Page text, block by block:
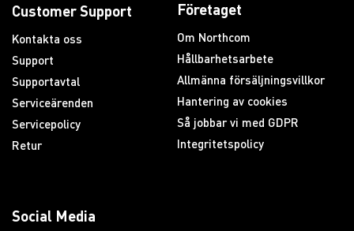
Customer Support
Kontakta oss
Support
Supportavtal
Serviceärenden
Servicepolicy
Retur
Företaget
Om Northcom
Hållbarhetsarbete
Allmänna försäljningsvillkor
Hantering av cookies
Så jobbar vi med GDPR
Integritetspolicy
Social Media